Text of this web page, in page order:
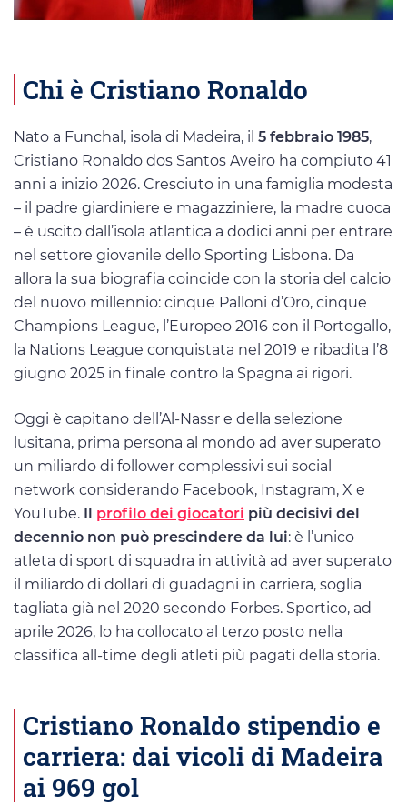
Chi è Cristiano Ronaldo
Nato a Funchal, isola di Madeira, il 5 febbraio 1985,
Cristiano Ronaldo dos Santos Aveiro ha compiuto 41
anni a inizio 2026. Cresciuto in una famiglia modesta
– il padre giardiniere e magazziniere, la madre cuoca
– è uscito dall’isola atlantica a dodici anni per entrare
nel settore giovanile dello Sporting Lisbona. Da
allora la sua biografia coincide con la storia del calcio
del nuovo millennio: cinque Palloni d’Oro, cinque
Champions League, l’Europeo 2016 con il Portogallo,
la Nations League conquistata nel 2019 e ribadita l’8
giugno 2025 in finale contro la Spagna ai rigori.
Oggi è capitano dell’Al-Nassr e della selezione
lusitana, prima persona al mondo ad aver superato
un miliardo di follower complessivi sui social
network considerando Facebook, Instagram, X e
YouTube. Il profilo dei giocatori più decisivi del
decennio non può prescindere da lui: è l’unico
atleta di sport di squadra in attività ad aver superato
il miliardo di dollari di guadagni in carriera, soglia
tagliata già nel 2020 secondo Forbes. Sportico, ad
aprile 2026, lo ha collocato al terzo posto nella
classifica all-time degli atleti più pagati della storia.
Cristiano Ronaldo stipendio e
carriera: dai vicoli di Madeira
ai 969 gol